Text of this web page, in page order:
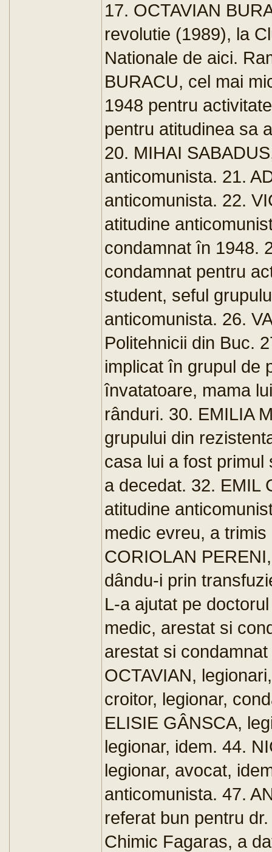
17. OCTAVIAN
revolutie (1989), la
Nationale de aici.
BURACU, cel mai
1948 pentru
pentru atitudinea sa
20. MIHAI
anticomunista. 21.
anticomunista. 22.
atitudine
condamnat în 1948.
condamnat pentru
student, seful
anticomunista. 26.
Politehnicii din Buc.
implicat în grupul de
învatatoare, mama
rânduri. 30. EMILIA
grupului din
casa lui a fost
a decedat. 32. EMIL
atitudine
medic evreu, a
CORIOLAN
dându-i prin
L-a ajutat pe
medic, arestat si
arestat si
OCTAVIAN,
croitor, legionar,
ELISIE GÂNSCA,
legionar, idem. 44.
legionar, avocat,
anticomunista. 47.
referat bun pentru
Chimic Fagaras, a